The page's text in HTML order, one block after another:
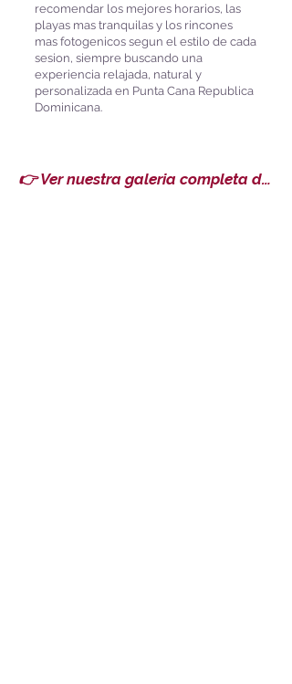
recomendar los mejores horarios, las
playas mas tranquilas y los rincones
mas fotogenicos segun el estilo de cada
sesion, siempre buscando una
experiencia relajada, natural y
personalizada en Punta Cana Republica
Dominicana.
👉 Ver nuestra galeria completa de fotos en Punta Cana